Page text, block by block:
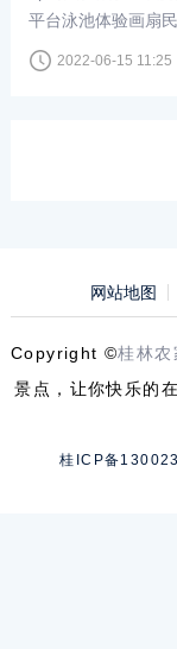
平台泳池体验画扇
的行程。世界很小
世俗的栖息之地。
2022-06-15 11:25
网站地图
Copyright ©桂林农
景点，让你快乐的
桂ICP备